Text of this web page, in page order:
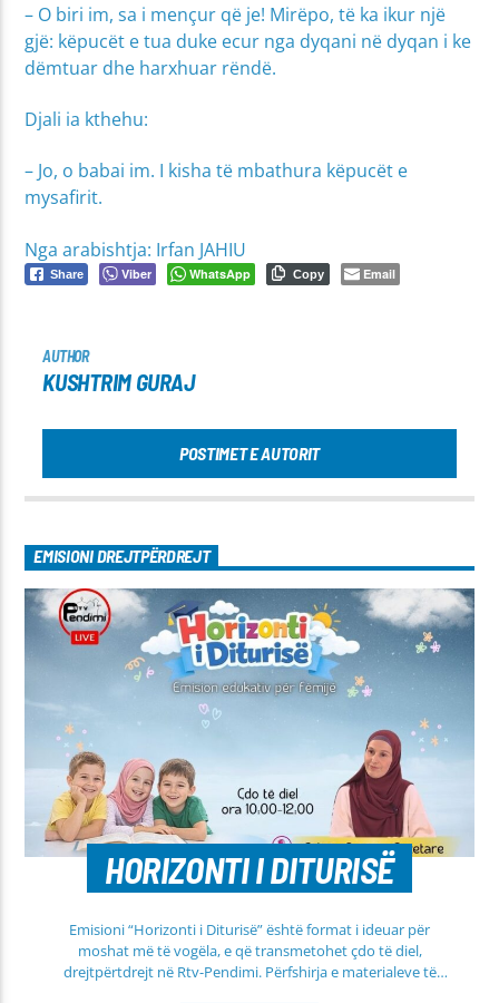
– O biri im, sa i mençur që je! Mirëpo, të ka ikur një
gjë: këpucët e tua duke ecur nga dyqani në dyqan i ke
dëmtuar dhe harxhuar rëndë.
Djali ia kthehu:
– Jo, o babai im. I kisha të mbathura këpucët e
mysafirit.
Nga arabishtja: Irfan JAHIU
Share Viber WhatsApp Copy Email
AUTHOR
KUSHTRIM GURAJ
POSTIMET E AUTORIT
EMISIONI DREJTPËRDREJT
HORIZONTI I DITURISË
Emisioni “Horizonti i Diturisë” është format i ideuar për
moshat më të vogëla, e që transmetohet çdo të diel,
drejtpërtdrejt në Rtv-Pendimi. Përfshirja e materialeve të